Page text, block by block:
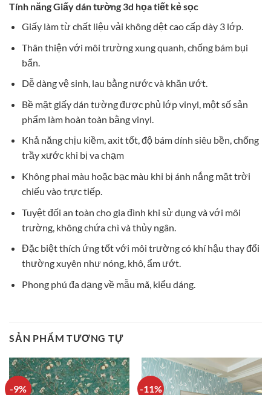
Tính năng Giấy dán tường 3d họa tiết kẻ sọc
Giấy làm từ chất liệu vải không dệt cao cấp dày 3 lớp.
Thân thiện với môi trường xung quanh, chống bám bụi
bẩn.
Dễ dàng vệ sinh, lau bằng nước và khăn ướt.
Bề mặt giấy dán tường được phủ lớp vinyl, một số sản
phẩm làm hoàn toàn bằng vinyl.
Khả năng chịu kiềm, axit tốt, độ bám dính siêu bền, chống
trầy xước khi bị va chạm
Không phai màu hoặc bạc màu khi bị ánh nắng mặt trời
chiếu vào trực tiếp.
Tuyệt đối an toàn cho gia đình khi sử dụng và với môi
trường, không chứa chì và thủy ngân.
Đặc biệt thích ứng tốt với môi trường có khí hậu thay đổi
thường xuyên như nóng, khô, ẩm ướt.
Phong phú đa dạng về mẫu mã, kiểu dáng.
SẢN PHẨM TƯƠNG TỰ
-9% -11%